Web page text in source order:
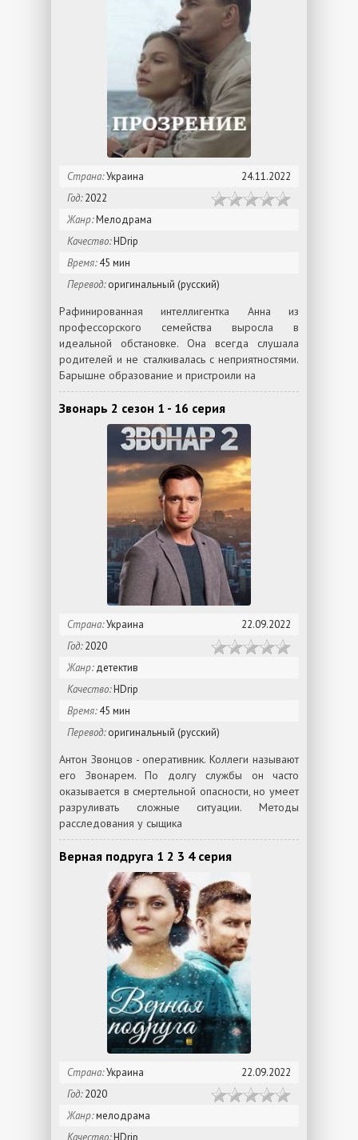
Страна:Украина
24.11.2022
Год:2022
Жанр:Мелодрама
Качество:HDrip
Время:45 мин
Перевод:оригинальный (русский)
Рафинированная интеллигентка Анна из
профессорского семейства выросла в
идеальной обстановке. Она всегда слушала
родителей и не сталкивалась с неприятностями.
Барышне образование и пристроили на
Звонарь 2 сезон 1 - 16 серия
Страна:Украина
22.09.2022
Год:2020
Жанр:детектив
Качество:HDrip
Время:45 мин
Перевод:оригинальный (русский)
Антон Звонцов - оперативник. Коллеги называют
его Звонарем. По долгу службы он часто
оказывается в смертельной опасности, но умеет
разруливать сложные ситуации. Методы
расследования у сыщика
Верная подруга 1 2 3 4 серия
Страна:Украина
22.09.2022
Год:2020
Жанр:мелодрама
Качество:HDrip